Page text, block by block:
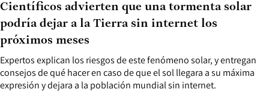
Expertos explican los riesgos de este fenómeno solar, y entregan
consejos de qué hacer en caso de que el sol llegara a su máxima
expresión y dejara a la población mundial sin internet.
Científicos advierten que una tormenta solar
podría dejar a la Tierra sin internet los
próximos meses